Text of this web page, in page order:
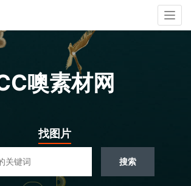
噢素材网
找图片
搜索